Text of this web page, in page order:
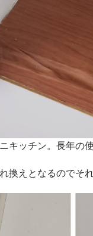
キッチン。長年の
換えとなるのでそ